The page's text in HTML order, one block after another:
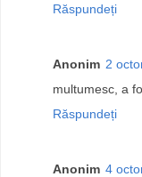
Răspundeți
Anonim 2
multumesc, a
Răspundeți
Anonim 4